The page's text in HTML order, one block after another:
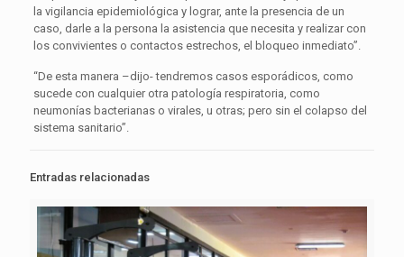
la vigilancia epidemiológica y lograr, ante la presencia de un
caso, darle a la persona la asistencia que necesita y realizar con
los convivientes o contactos estrechos, el bloqueo inmediato”.
“De esta manera –dijo- tendremos casos esporádicos, como
sucede con cualquier otra patología respiratoria, como
neumonías bacterianas o virales, u otras; pero sin el colapso del
sistema sanitario”.
Entradas relacionadas